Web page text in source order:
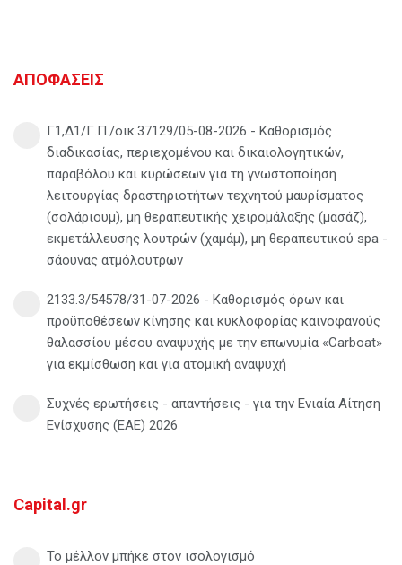
ΑΠΟΦΑΣΕΙΣ
Γ1,Δ1/Γ.Π./οικ.37129/05-08-2026 - Καθορισμός
διαδικασίας, περιεχομένου και δικαιολογητικών,
παραβόλου και κυρώσεων για τη γνωστοποίηση
λειτουργίας δραστηριοτήτων τεχνητού μαυρίσματος
(σολάριουμ), μη θεραπευτικής χειρομάλαξης (μασάζ),
εκμετάλλευσης λουτρών (χαμάμ), μη θεραπευτικού spa -
σάουνας ατμόλουτρων
2133.3/54578/31-07-2026 - Καθορισμός όρων και
προϋποθέσεων κίνησης και κυκλοφορίας καινοφανούς
θαλασσίου μέσου αναψυχής με την επωνυμία «Carboat»
για εκμίσθωση και για ατομική αναψυχή
Συχνές ερωτήσεις - απαντήσεις - για την Ενιαία Αίτηση
Ενίσχυσης (ΕΑΕ) 2026
Capital.gr
Το μέλλον μπήκε στον ισολογισμό